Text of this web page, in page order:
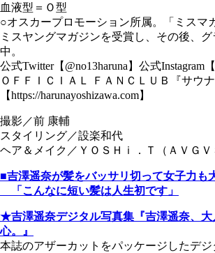
血液型＝Ｏ型
○オスカープロモーション所属。「ミスマ
ミスヤングマガジンを受賞し、その後、
中。
公式Twitter【@no13haruna】公式Instagram【
ＯＦＦＩＣＩＡＬ ＦＡＮＣＬＵＢ『サウナ
【https://harunayoshizawa.com】
撮影／前 康輔
スタイリング／設楽和代
ヘア＆メイク／ＹＯＳＨｉ．Ｔ（ＡＶＧＶ
■吉澤遥奈が髪をバッサリ切って女子力も
「こんなに短い髪は人生初です」
★吉澤遥奈デジタル写真集『吉澤遥奈、大
心。』
本誌のアザーカットをパッケージしたデ